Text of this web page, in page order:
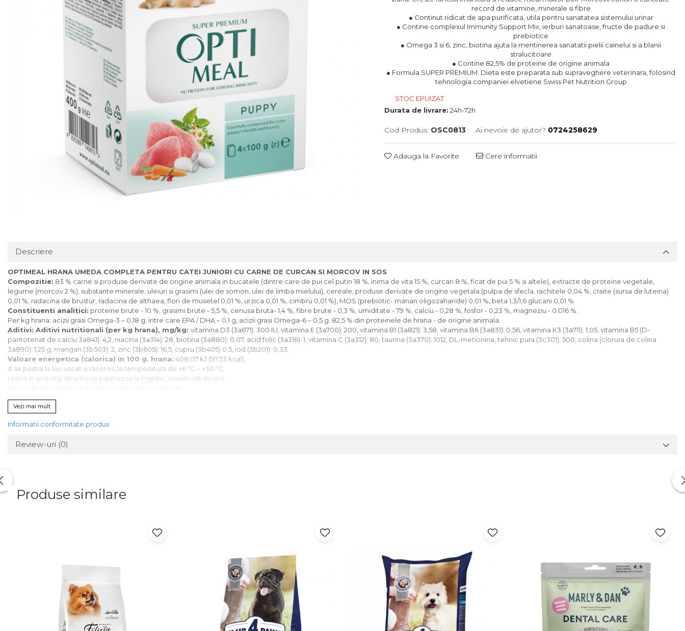
record de vitamine, minerale si fibre
● Continut ridicat de apa purificata, utila pentru sanatatea sistemului urinar
● Contine complexul Immunity Support Mix, ierburi sanatoase, fructe de padure si
prebiotice
● Omega 3 si 6, zinc, biotina ajuta la mentinerea sanatatii pielii cainelui si a blanii
stralucitoare
● Contine 82,5% de proteine de origine animala
● Formula SUPER PREMIUM. Dieta este preparata sub supraveghere veterinara, folosind
tehnologia companiei elvetiene Swiss Pet Nutrition Group
STOC EPUIZAT
Durata de livrare: 24h-72h
Cod Produs: OSC0813 Ai nevoie de ajutor? 0724258629
Adauga la Favorite Cere informatii
Descriere
OPTIMEAL HRANA UMEDA COMPLETA PENTRU CATEI JUNIORI CU CARNE DE CURCAN SI MORCOV IN SOS
Compozitie: 83 % carne si produse derivate de origine animala in bucatele (dintre care de pui cel putin 18 %, inima de vita 15 %, curcan 8 %, ficat de pui 5 % si altele), extracte de proteine vegetale,
legume (morcov 2 %), substante minerale, uleiuri si grasimi (ulei de somon, ulei de limba mielului), cereale, produse derivate de origine vegetala (pulpa de sfecla, rachitele 0,04 %, craite (sursa de luteina)
0,01 %, radacina de brustur, radacina de althaea, flori de musetel 0,01 %, urzica 0,01 %, cimbru 0,01 %), MOS (prebiotic- manan oligozaharide) 0,01 %, beta 1,3/1,6 glucani 0,01 %.
Constituenti analitici: proteine brute - 10 %, grasimi brute - 5,5 %, cenusa bruta- 1,4 %, fibre brute - 0,3 %, umiditate - 79 %, calciu - 0,28 %, fosfor - 0,23 %, magneziu - 0,016 %.
Per kg hrana: acizii grasi Omega-3 – 0,18 g, intre care EPA / DHA – 0,1 g, acizii grasi Omega-6 – 0,5 g. 82,5 % din proteinele de hrana - de origine animala.
Aditivi: Aditivi nutritionali (per kg hrana), mg/kg: vitamina D3 (3a671): 300 IU, vitamina Е (3a700): 200, vitamina В1 (3а821): 3,58, vitamina B6 (3a831): 0,56, vitamina К3 (3а711): 1,05, vitamina В5 (D-
pantotenat de calciu 3а841): 4,2, niacina (3а314): 28, biotina (3a880): 0,07, acid folic (3а316): 1, vitamina C (3a312): 80, taurina (3a370): 1012, DL-metionina, tehnic pura (3с301): 500, colina (clorura de colina
3а890): 1,25 g; mangan (3b503): 2, zinc (3b605): 16,5, cupru (3b405) 0,5, iod (3b201): 0,33.
Valoare energetica (calorica) in 100 g. hrana: 408,07 kJ (97,53 kcal).
A se pastra la loc uscat si racoros, la temperatura de +6 ºС – +30 ºC.
Hrana in ambalaj deschis se pastreaza la frigider, maxim 48 de ore.
Asigura-i animalului acces permanent la apa potabila proaspata si curata.
Vezi mai mult
Informatii conformitate produs
Review-uri (0)
Produse similare